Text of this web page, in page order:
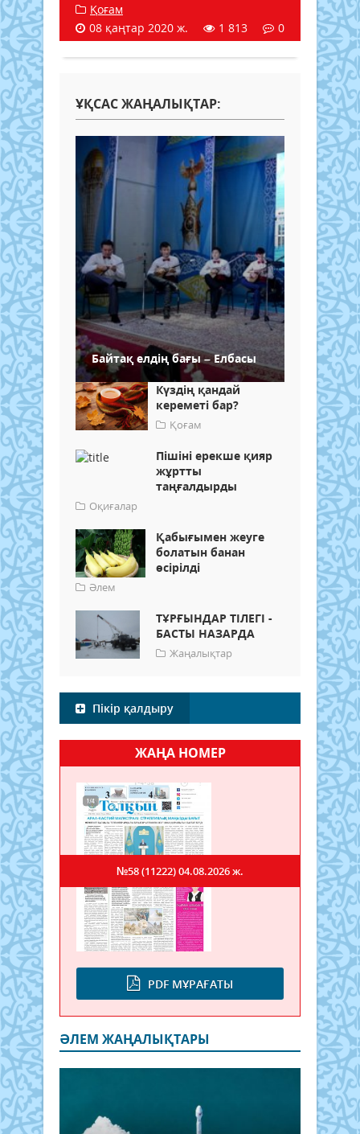
Қоғам
08 қаңтар 2020 ж.
1 813 0
ҰҚСАС ЖАҢАЛЫҚТАР:
Байтақ елдің бағы – Елбасы
Күздің қандай
кереметі бар?
Қоғам
​Пішіні ерекше қияр
жұртты
таңғалдырды
Оқиғалар
Қабығымен жеуге
болатын банан
өсірілді
Әлем
ТҰРҒЫНДАР ТІЛЕГІ -
БАСТЫ НАЗАРДА
Жаңалықтар
Пікір қалдыру
ЖАҢА НОМЕР
PDF МҰРАҒАТЫ
№58 (11222)04.08.2026 ж.
ӘЛЕМ ЖАҢАЛЫҚТАРЫ